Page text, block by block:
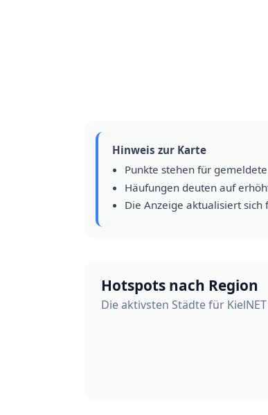
Hinweis zur Karte
Punkte stehen für
Häufungen deuten auf
Die Anzeige aktualisiert sich
Hotspots nach Region
Die aktivsten Städte für